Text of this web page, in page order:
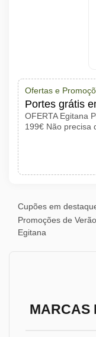
Ofertas e
Portes grátis
OFERTA Egitana
199€ Não precisa
Cupões em
Promoções de Verão
Egitana
MARCAS